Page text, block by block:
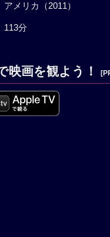
アメリカ（2011）
113分
映画を観よう！